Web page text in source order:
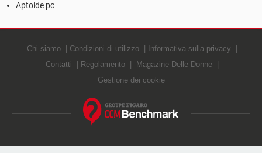
Aptoide pc
Chi siamo Condizioni di utilizzo
Informativa sulla privacy
Contatti
Regolamento
Magazine Delle Donne
Gestione dei cookie